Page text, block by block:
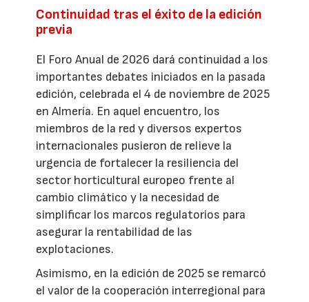
Continuidad tras el éxito de la edición
previa
El Foro Anual de 2026 dará continuidad a los
importantes debates iniciados en la pasada
edición, celebrada el 4 de noviembre de 2025
en Almería. En aquel encuentro, los
miembros de la red y diversos expertos
internacionales pusieron de relieve la
urgencia de fortalecer la resiliencia del
sector horticultural europeo frente al
cambio climático y la necesidad de
simplificar los marcos regulatorios para
asegurar la rentabilidad de las
explotaciones.
Asimismo, en la edición de 2025 se remarcó
el valor de la cooperación interregional para